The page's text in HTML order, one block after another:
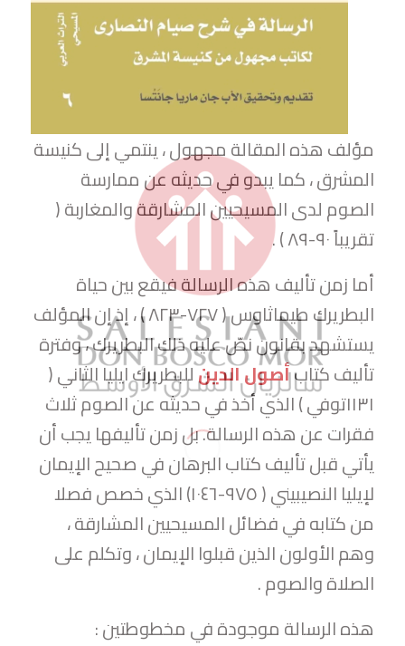
مؤلف هذه المقالة مجهول ، ينتمي إلى كنيسة
المشرق ، كما يبدو في حديثه عن ممارسة
الصوم لدى المسيحيين المشارقة والمغاربة (
تقريباً ۹۰-۸۹ ) .
أما زمن تأليف هذه الرسالة فيقع بين حياة
البطريرك طيماثاوس ( ۷۲۷-۸۲۳ ) ، إذ إن المؤلف
يستشهد بقانون نصّ عليه ذلك البطريرك ، وفترة
تأليف كتابأصول الدينللبطريرك ايليا الثاني (
۱۱۳۱توفي ) الذي أخذ في حديثه عن الصوم ثلاث
فقرات عن هذه الرسالة. بل زمن تأليفها يجب أن
يأتي قبل تأليف كتاب البرهان في صحيح الإيمان
لإيليا النصيبيني ( ٩٧٥-١٠٤٦) الذي خصص فصلا
من كتابه في فضائل المسيحيين المشارقة ،
وهم الأولون الذين قبلوا الإيمان ، وتكلم على
الصلاة والصوم .
هذه الرسالة موجودة في مخطوطتين :